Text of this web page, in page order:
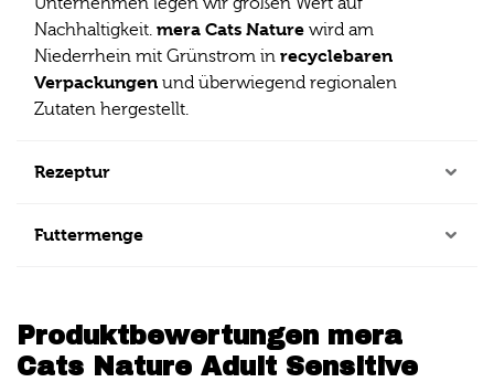
Nachhaltigkeit. mera Cats Nature wird am
Niederrhein mit Grünstrom in recyclebaren
Verpackungen und überwiegend regionalen
Zutaten hergestellt.
Rezeptur
Futtermenge
Produktbewertungen mera
Cats Nature Adult Sensitive